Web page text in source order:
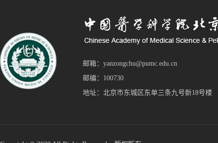
邮箱：yanzongchu@pumc.edu.cn
邮编：100730
地址：北京市东城区东单三条九号新18号楼